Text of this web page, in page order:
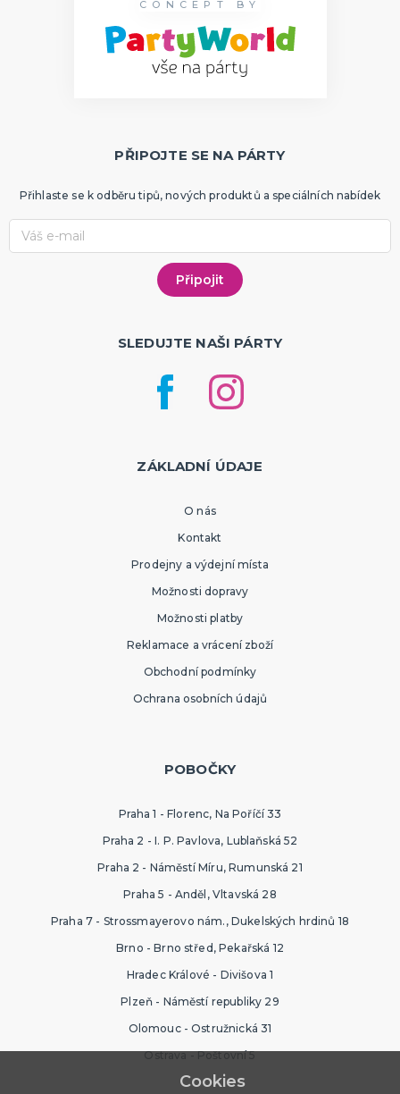
CONCEPT BY
PŘIPOJTE SE NA PÁRTY
Přihlaste se k odběru tipů, nových produktů a speciálních nabídek
SLEDUJTE NAŠI PÁRTY
ZÁKLADNÍ ÚDAJE
O nás
Kontakt
Prodejny a výdejní místa
Možnosti dopravy
Možnosti platby
Reklamace a vrácení zboží
Obchodní podmínky
Ochrana osobních údajů
POBOČKY
Praha 1 - Florenc, Na Poříčí 33
Praha 2 - I. P. Pavlova, Lublaňská 52
Praha 2 - Náměstí Míru, Rumunská 21
Praha 5 - Anděl, Vltavská 28
Praha 7 - Strossmayerovo nám., Dukelských hrdinů 18
Brno - Brno střed, Pekařská 12
Hradec Králové - Divišova 1
Plzeň - Náměstí republiky 29
Olomouc - Ostružnická 31
Ostrava - Poštovní 5
Cookies